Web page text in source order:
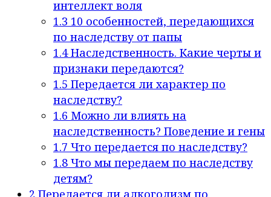
интеллект воля
1.3 10 особенностей, передающихся
по наследству от папы
1.4Наследственность. Какие черты и
признаки передаются?
1.5 Передается ли характер по
наследству?
1.6 Можно ли влиять на
наследственность? Поведение и гены
1.7 Что передается по наследству?
1.8 Что мы передаем по наследству
детям?
2 Передается ли алкоголизм по